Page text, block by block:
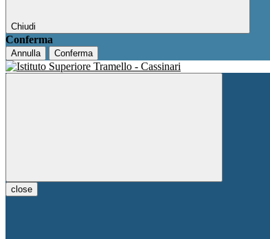
Chiudi
Conferma
Annulla Conferma
close